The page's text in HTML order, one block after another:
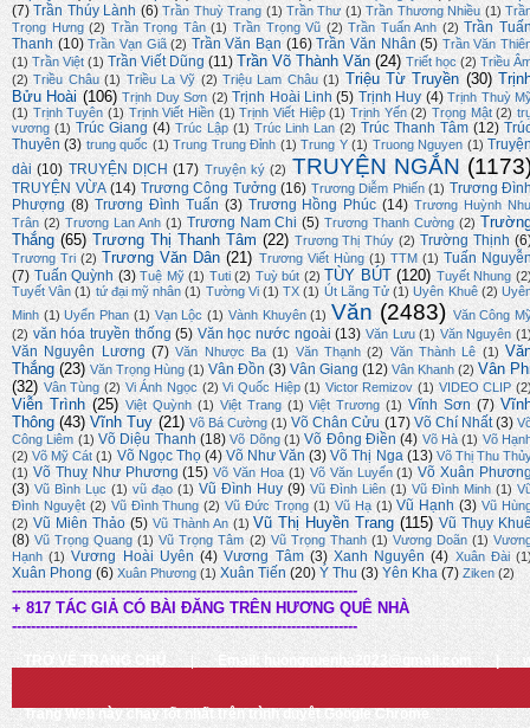
(7) Trần Thúy Lành (6) Trần Thuỳ Trang (1) Trần Thư (1) Trần Thương Nhiều (1)
Trọng Hưng (2) Trần Trọng Tân (1) Trần Trọng Vũ (2) Trần Tuấn Anh (2) Trần
Thanh (10) Trần Vạn Giã (2) Trần Văn Bạn (16) Trần Văn Nhân (5) Trần Văn
(1) Trần Việt (1) Trần Viết Dũng (11) Trần Võ Thành Văn (24) Triết học (2) Triều
(2) Triều Châu (1) Triều La Vỹ (2) Triệu Lam Châu (1) Triệu Từ Truyền (30)
Bửu Hoài (106) Trịnh Duy Sơn (2) Trịnh Hoài Linh (5) Trịnh Huy (4) Trịnh Thuỳ
(1) Trịnh Tuyên (1) Trịnh Viết Hiền (1) Trịnh Viết Hiệp (1) Trịnh Yến (2) Trọng Mật (2)
vương (1) Trúc Giang (4) Trúc Lập (1) Trúc Linh Lan (2) Trúc Thanh Tâm (12)
Thuyên (3) trung quốc (1) Trung Trung Đỉnh (1) Trung Y (1) Truong Nguyen (1)
dài (10) TRUYỆN DỊCH (17) Truyện ký (2) TRUYỆN NGẮN
TRUYỆN VỪA (14) Trương Công Tưởng (16) Trương Diễm Phiến (1) Trương
Phượng (8) Trương Đình Tuấn (3) Trương Hồng Phúc (14) Trương Huỳnh
Trân (2) Trương Lan Anh (1) Trương Nam Chi (5) Trương Thanh Cường (2)
Thắng (65) Trương Thị Thanh Tâm (22) Trương Thị Thúy (2) Trường Thịnh
Trương Tri (2) Trương Văn Dân (21) Trương Viết Hùng (1) TTM (1) Tuấn
(7) Tuấn Quỳnh (3) Tuệ Mỹ (1) Tuti (2) Tuỳ bút (2) TÙY BÚT (120) Tuyết Nhung
Tuyết Vân (1) tứ đại mỹ nhân (1) Tường Vi (1) TX (1) Út Lãng Tử (1) Uyên Khuê (2)
Minh (1) Uyển Phan (1) Vạn Lộc (1) Vành Khuyên (1) Văn (2483) Văn Công
(2) văn hóa truyền thống (5) Văn học nước ngoài (13) Văn Lưu (1) Văn Nguyên
Văn Nguyên Lương (7) Văn Nhược Ba (1) Văn Thạnh (2) Văn Thành Lê (1)
Thắng (23) Văn Trọng Hùng (1) Vân Đồn (3) Vân Giang (12) Vân Khanh (2) Vân
(32) Vân Tùng (2) Vi Ánh Ngọc (2) Vi Quốc Hiệp (1) Victor Remizov (1) VIDEO CLIP
Viễn Trình (25) Việt Quỳnh (1) Việt Trang (1) Việt Trương (1) Vĩnh Sơn (7)
Thông (43) Vĩnh Tuy (21) Võ Bá Cường (1) Võ Chân Cửu (17) Võ Chí Nhất (3)
Công Liêm (1) Võ Diệu Thanh (18) Võ Dõng (1) Võ Đông Điền (4) Võ Hà (1) Võ
(2) Võ Mỹ Cát (1) Võ Ngọc Thọ (4) Võ Như Văn (3) Võ Thị Nga (13) Võ Thị Thu
(1) Võ Thuỵ Như Phương (15) Võ Văn Hoa (1) Võ Văn Luyến (1) Võ Xuân
(3) Vũ Bình Lục (1) vũ đạo (1) Vũ Đình Huy (9) Vũ Đình Liên (1) Vũ Đình Minh (1)
Đình Nguyệt (2) Vũ Đình Thung (2) Vũ Đức Trọng (1) Vũ Hạ (1) Vũ Hạnh (3) Vũ
(2) Vũ Miên Thảo (5) Vũ Thành An (1) Vũ Thị Huyền Trang (115) Vũ Thụy
(8) Vũ Trọng Quang (1) Vũ Trọng Tâm (2) Vũ Trọng Thanh (1) Vương Doãn (1)
Hạnh (1) Vương Hoài Uyên (4) Vương Tâm (3) Xanh Nguyên (4) Xuân Đài
Xuân Phong (6) Xuân Phương (1) Xuân Tiến (20) Ý Thu (3) Yên Kha (7) Ziken (2)
-------------------------------------------------------------------------
+ 817 TÁC GIẢ CÓ BÀI ĐĂNG TRÊN HƯƠNG QUÊ NHÀ
-------------------------------------------------------------------------
TRỞ VỀ TRANG CHỦ Email: huongquenha2023@gmail.com
Trang Web này chạy tốt nhất trên trình duyệt Google Chrome